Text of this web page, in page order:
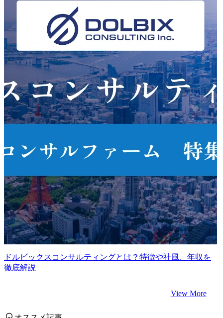
ドルビックスコンサルティングとは？特徴や社風、年収を
徹底解説
View More